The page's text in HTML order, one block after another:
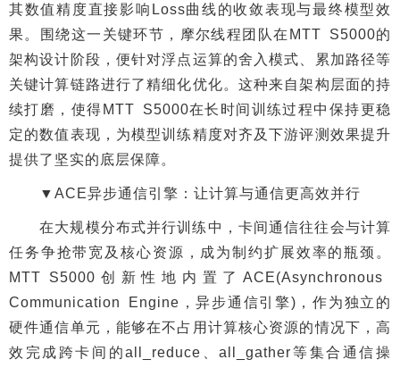
其数值精度直接影响Loss曲线的收敛表现与最终模型效
果。围绕这一关键环节，摩尔线程团队在MTT S5000的
架构设计阶段，便针对浮点运算的舍入模式、累加路径等
关键计算链路进行了精细化优化。这种来自架构层面的持
续打磨，使得MTT S5000在长时间训练过程中保持更稳
定的数值表现，为模型训练精度对齐及下游评测效果提升
提供了坚实的底层保障。
▼ACE异步通信引擎：让计算与通信更高效并行
在大规模分布式并行训练中，卡间通信往往会与计算
任务争抢带宽及核心资源，成为制约扩展效率的瓶颈。
MTT S5000创新性地内置了ACE(Asynchronous
Communication Engine，异步通信引擎)，作为独立的
硬件通信单元，能够在不占用计算核心资源的情况下，高
效完成跨卡间的all_reduce、all_gather等集合通信操